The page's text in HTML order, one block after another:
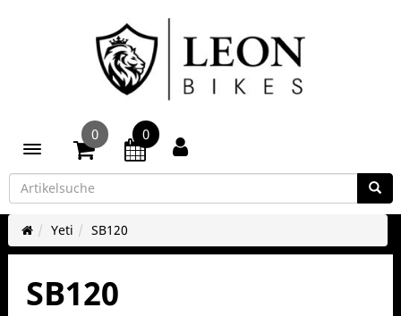
Toggle navigation
0 0
Yeti SB120
SB120